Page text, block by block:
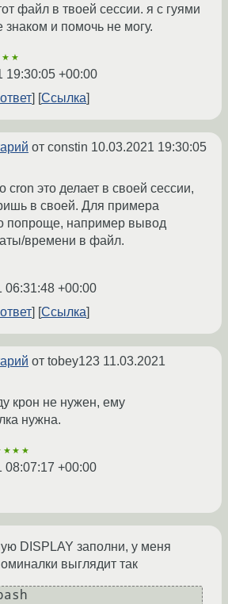
файл в твоей сессии. я с гуями
и помочь не могу.
19:30:05 +00:00
Ссылка
от constin 10.03.2021 19:30:05
cron это делает в своей сессии,
в своей. Для примера
попроще, например вывод
времени в файл.
06:31:48 +00:00
Ссылка
от tobey123 11.03.2021
крон не нужен, ему
нужна.
08:07:17 +00:00
DISPLAY заполни, у меня
выглядит так